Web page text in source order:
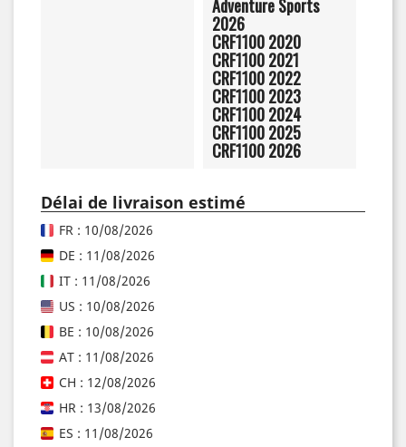
Adventure Sports
2026
CRF1100 2020
CRF1100 2021
CRF1100 2022
CRF1100 2023
CRF1100 2024
CRF1100 2025
CRF1100 2026
Délai de livraison estimé
FR : 10/08/2026
DE : 11/08/2026
IT : 11/08/2026
US : 10/08/2026
BE : 10/08/2026
AT : 11/08/2026
CH : 12/08/2026
HR : 13/08/2026
ES : 11/08/2026